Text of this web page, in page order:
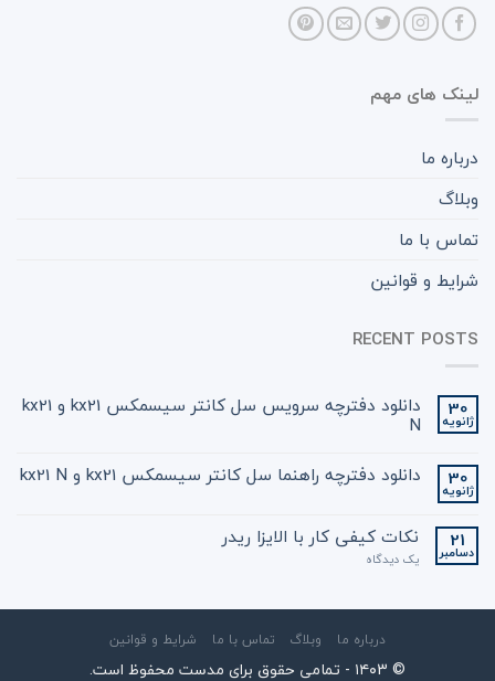
لینک های مهم
درباره ما
وبلاگ
تماس با ما
شرایط و قوانین
RECENT POSTS
30
ژانویه
دانلود دفترچه سرویس سل کانتر سیسمکس kx21 و kx21
N
30
ژانویه
دانلود دفترچه راهنما سل کانتر سیسمکس kx21 و kx21 N
21
دسامبر
نکات کیفی کار با الایزا ریدر
یک دیدگاه
درباره ما وبلاگ تماس با ما شرایط و قوانین
© ۱۴۰3 - تمامی حقوق برای مدست محفوظ است.